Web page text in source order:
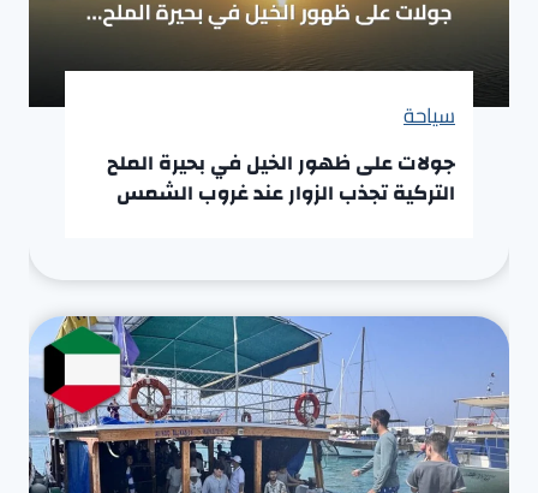
سياحة
جولات على ظهور الخيل في بحيرة الملح
التركية تجذب الزوار عند غروب الشمس